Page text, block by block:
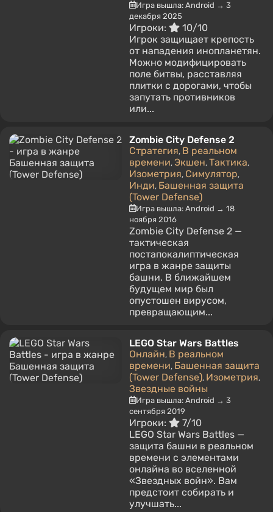
Игра вышла: Android → 3
декабря 2025
Игроки:
10/10
Игрок защищает крепость
от нападения инопланетян.
Можно модифицировать
поле битвы, расставляя
плитки с дорогами, чтобы
запутать противников
или...
Zombie City Defense 2
Стратегия, В реальном
времени, Экшен, Тактика,
Изометрия, Симулятор,
Инди, Башенная защита
(Tower Defense)
Игра вышла: Android → 18
ноября 2016
Zombie City Defense 2 —
тактическая
постапокалиптическая
игра в жанре защиты
башни. В ближайшем
будущем мир был
опустошен вирусом,
превращающим...
LEGO Star Wars Battles
Онлайн, В реальном
времени, Башенная защита
(Tower Defense), Изометрия,
Звездные войны
Игра вышла: Android → 3
сентября 2019
Игроки:
7/10
LEGO Star Wars Battles —
защита башни в реальном
времени с элементами
онлайна во вселенной
«Звездных войн». Вам
предстоит собирать и
улучшать...